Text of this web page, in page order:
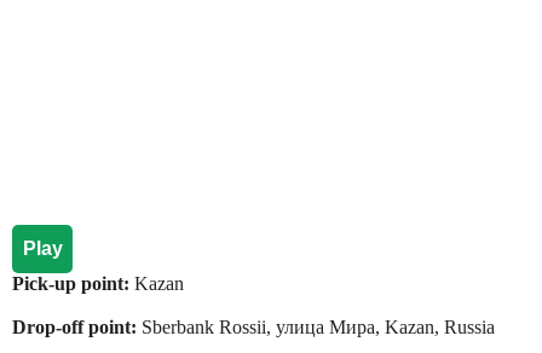
Play
Pick-up point: Kazan
Drop-off point: Sberbank Rossii, улица Мира, Kazan, Russia